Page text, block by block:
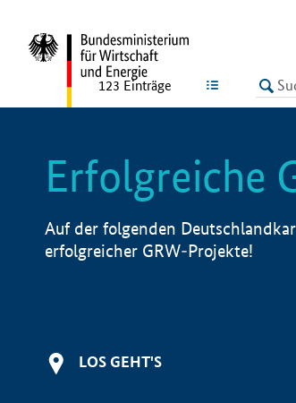
LISTE
123 Einträge
Erfolgreiche
Auf der folgenden
erfolgreicher GRW-Projekte!
LOS GEHT'S